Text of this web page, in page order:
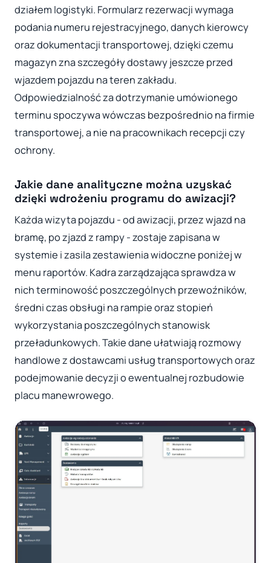
działem logistyki. Formularz rezerwacji wymaga
podania numeru rejestracyjnego, danych kierowcy
oraz dokumentacji transportowej, dzięki czemu
magazyn zna szczegóły dostawy jeszcze przed
wjazdem pojazdu na teren zakładu.
Odpowiedzialność za dotrzymanie umówionego
terminu spoczywa wówczas bezpośrednio na firmie
transportowej, a nie na pracownikach recepcji czy
ochrony.
Jakie dane analityczne można uzyskać
dzięki wdrożeniu programu do awizacji?
Każda wizyta pojazdu - od awizacji, przez wjazd na
bramę, po zjazd z rampy - zostaje zapisana w
systemie i zasila zestawienia widoczne poniżej w
menu raportów. Kadra zarządzająca sprawdza w
nich terminowość poszczególnych przewoźników,
średni czas obsługi na rampie oraz stopień
wykorzystania poszczególnych stanowisk
przeładunkowych. Takie dane ułatwiają rozmowy
handlowe z dostawcami usług transportowych oraz
podejmowanie decyzji o ewentualnej rozbudowie
placu manewrowego.